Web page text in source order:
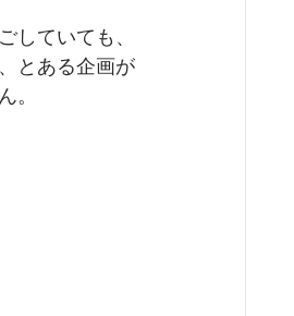
していても、
とある企画が
。